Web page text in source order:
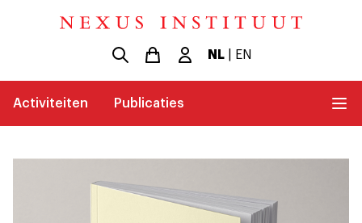
NL| EN
Activiteiten Publicaties